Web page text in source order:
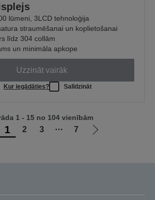
lūmeni, 3LCD tehnoloģija
straumēšanai un koplietošanai
līdz 304 collām
un minimāla apkope
Uzzināt vairāk
Kur iegādāties? Salīdzināt
1 2 3 ⋯ 7
Iet
1 - 15 no 104 vienībām